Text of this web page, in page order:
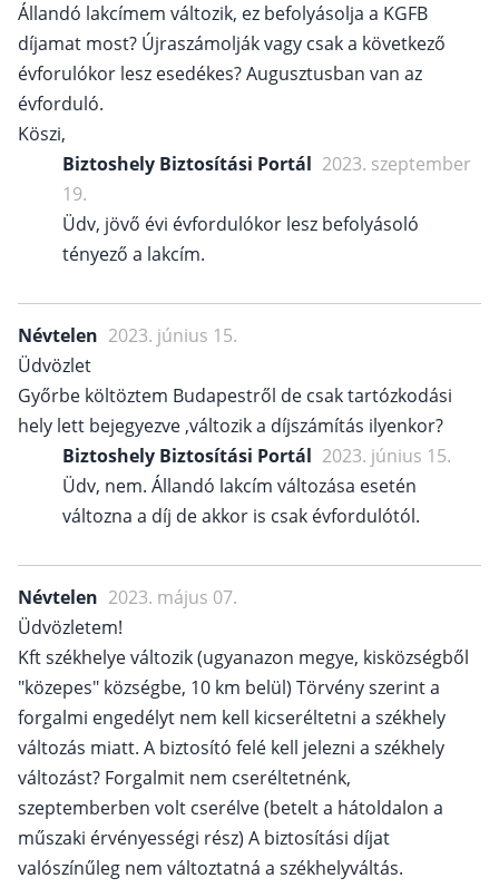
Állandó lakcímem változik, ez befolyásolja a KGFB
díjamat most? Újraszámolják vagy csak a következő
évforulókor lesz esedékes? Augusztusban van az
évforduló.
Köszi,
Biztoshely Biztosítási Portál 2023. szeptember
19.
Üdv, jövő évi évfordulókor lesz befolyásoló
tényező a lakcím.
Névtelen 2023. június 15.
Üdvözlet
Győrbe költöztem Budapestről de csak tartózkodási
hely lett bejegyezve ,változik a díjszámítás ilyenkor?
Biztoshely Biztosítási Portál 2023. június 15.
Üdv, nem. Állandó lakcím változása esetén
változna a díj de akkor is csak évfordulótól.
Névtelen 2023. május 07.
Üdvözletem!
Kft székhelye változik (ugyanazon megye, kisközségből
"közepes" községbe, 10 km belül) Törvény szerint a
forgalmi engedélyt nem kell kicseréltetni a székhely
változás miatt. A biztosító felé kell jelezni a székhely
változást? Forgalmit nem cseréltetnénk,
szeptemberben volt cserélve (betelt a hátoldalon a
műszaki érvényességi rész) A biztosítási díjat
valószínűleg nem változtatná a székhelyváltás.